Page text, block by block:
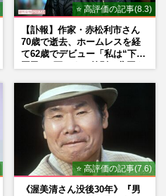
⭐ 高評価の記事(8.3)
【訃報】作家・赤松利市さん
70歳で逝去、ホームレスを経
て62歳でデビュー「私は“下級
⭐ 高評価の記事(7.6)
《渥美清さん没後30年》『男